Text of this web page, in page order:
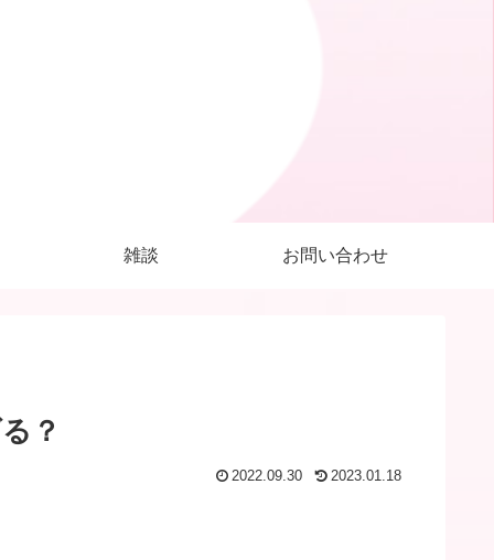
雑談 お問い合わせ
？
2022.09.30 2023.01.18